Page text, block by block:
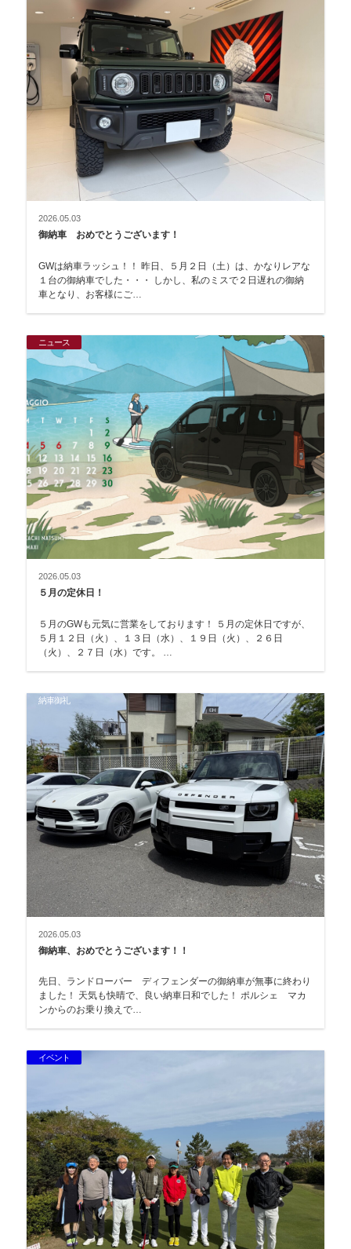
2026.05.03
御納車 おめでとうございます！
GWは納車ラッシュ！！ 昨日、５月２日（土）は、かなりレアな
１台の御納車でした・・・ しかし、私のミスで２日遅れの御納
車となり、お客様にご…
ニュース
2026.05.03
５月の定休日！
５月のGWも元気に営業をしております！ ５月の定休日ですが、
５月１２日（火）、１３日（水）、１９日（火）、２６日
納車御礼
2026.05.03
御納車、おめでとうございます！！
先日、ランドローバー ディフェンダーの御納車が無事に終わり
ました！ 天気も快晴で、良い納車日和でした！ ポルシェ マカ
ンからのお乗り換えで…
イベント